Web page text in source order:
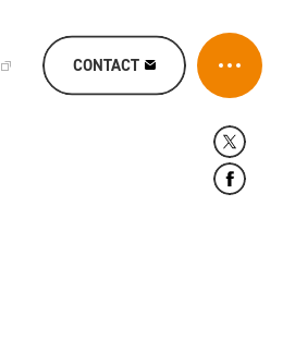
CONTACT